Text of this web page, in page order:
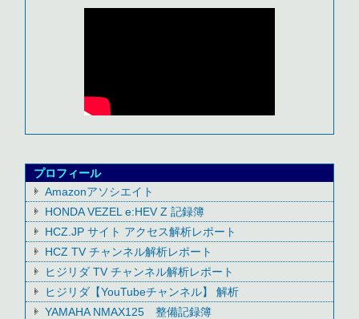
プロフィール
Amazonアソシエイト
HONDA VEZEL e:HEV Z 記録簿
HCZ.JP サイト アクセス解析レポート
HCZ TV チャンネル解析レポート
ヒジリダ TV チャンネル解析レポート
ヒジリダ【YouTubeチャンネル】 解析
YAMAHA NMAX125 整備記録簿